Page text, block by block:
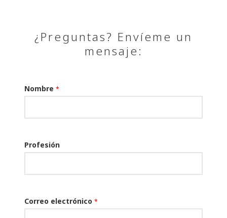
¿Preguntas? Envíeme un
mensaje:
Nombre *
Profesión
Correo electrónico *